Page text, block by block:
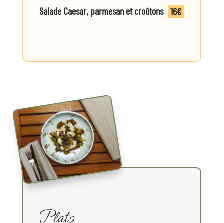
Salade Caesar, parmesan et croûtons 5€
16€
Plats